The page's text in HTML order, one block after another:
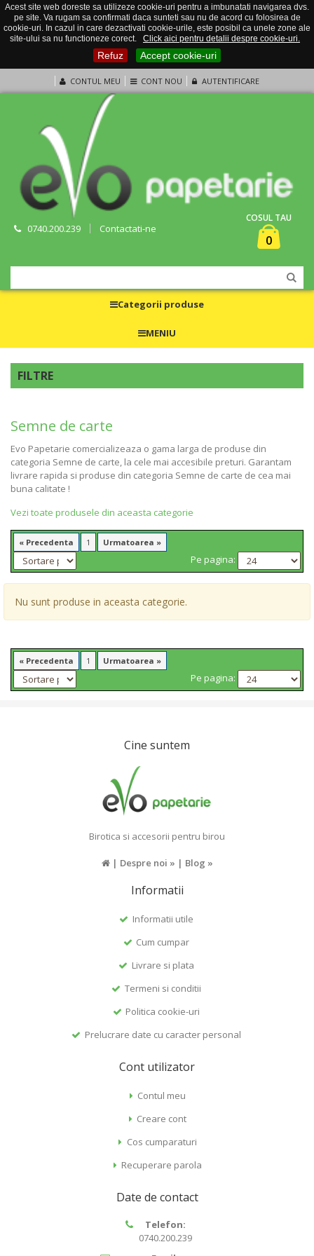
Acest site web doreste sa utilizeze cookie-uri pentru a imbunatati navigarea dvs.
pe site. Va rugam sa confirmati daca sunteti sau nu de acord cu folosirea de
cookie-uri. In cazul in care dezactivati cookie-urile, este posibil ca unele zone ale
site-ului sa nu functioneze corect.
Click aici pentru detalii despre cookie-uri.
Refuz Accept cookie-uri
CONTUL MEU CONT NOU AUTENTIFICARE
0740.200.239 Contactati-ne
COSUL TAU
0
Categorii produse
MENIU
FILTRE
Semne de carte
Evo Papetarie comercializeaza o gama larga de produse din
categoria Semne de carte, la cele mai accesibile preturi. Garantam
livrare rapida si produse din categoria Semne de carte de cea mai
buna calitate !
Vezi toate produsele din aceasta categorie
« Precedenta 1 Urmatoarea »
Pe pagina:
Nu sunt produse in aceasta categorie.
« Precedenta 1 Urmatoarea »
Pe pagina:
Cine suntem
Birotica si accesorii pentru birou
| Despre noi » | Blog »
Informatii
Informatii utile
Cum cumpar
Livrare si plata
Termeni si conditii
Politica cookie-uri
Prelucrare date cu caracter personal
Cont utilizator
Contul meu
Creare cont
Cos cumparaturi
Recuperare parola
Date de contact
Telefon:
0740.200.239